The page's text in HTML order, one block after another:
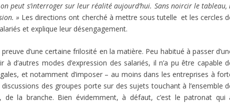
peut s’interroger sur leur réalité aujourd’hui. Sans noircir le tableau,
» Les directions ont cherché à mettre sous tutelle et les cercles
et explique leur désengagement.
d’une certaine frilosité en la matière. Peu habitué à passer
d’autres modes d’expression des salariés, il n’a pu être capable
et notamment d’imposer – au moins dans les entreprises à
des groupes porte sur des sujets touchant à l’ensemble
de la branche. Bien évidemment, à défaut, c’est le patronat qui